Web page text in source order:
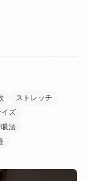
ストレッチ
ズ
法